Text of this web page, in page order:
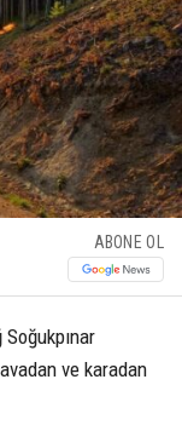
ABONE OL
ve karadan